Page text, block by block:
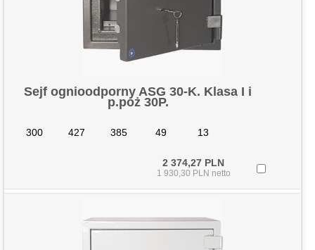
Sejf ognioodporny ASG 30-K. Klasa I i
p.poż 30P.
300 427 385 49 13
2 374,27 PLN
1 930,30 PLN netto